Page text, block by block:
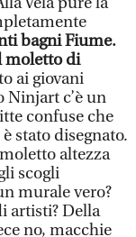
bagni Fiume.
moletto di
ai giovani
c’è un
confuse che
stato disegnato.
altezza
scogli
murale vero?
artisti? Della
no, macchie